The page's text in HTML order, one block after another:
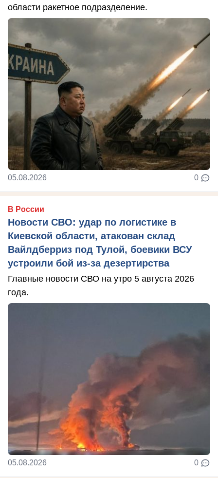
области ракетное подразделение.
05.08.2026 0
В России
Новости СВО: удар по логистике в
Киевской области, атакован склад
Вайлдберриз под Тулой, боевики ВСУ
устроили бой из-за дезертирства
Главные новости СВО на утро 5 августа 2026
года.
05.08.2026 0